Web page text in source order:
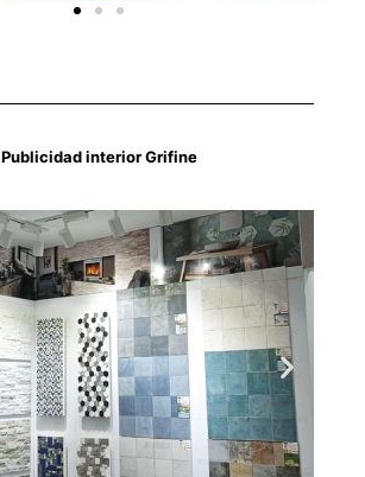
Publicidad interior Grifine